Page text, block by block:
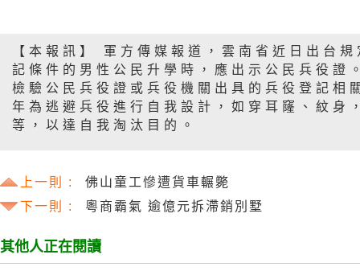
【本報訊】 軍方傳媒報道，雲南省近日出台
記條件的男性公民升學時，應出示公民兵役證
檢驗公民兵役證或兵役機關出具的兵役登記相
年為逃避兵役進行自我設計，如穿耳窿、紋身
等，以達自我淘汰目的。
上一則 :
佛山童工慘遭貨車輾斃
下一則 :
粵商霸氣 逾億元拆滯銷別墅
其他人正在閱讀